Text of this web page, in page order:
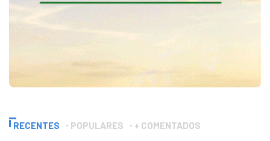
RECENTES POPULARES + COMENTADOS